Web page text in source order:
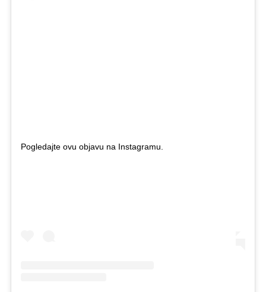
Pogledajte ovu objavu na Instagramu.